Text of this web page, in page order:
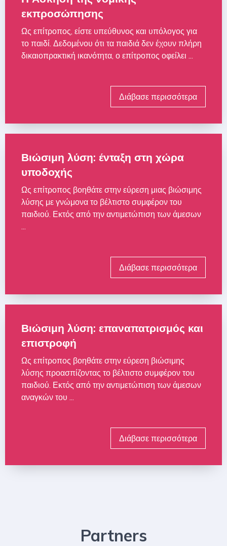
εκπροσώπησης
Ως επίτροπος, είστε υπεύθυνος και υπόλογος για
το παιδί. Δεδομένου ότι τα παιδιά δεν έχουν πλήρη
δικαιοπρακτική ικανότητα, ο επίτροπος οφείλει ...
Διάβασε περισσότερα
Βιώσιμη λύση: ένταξη στη χώρα
υποδοχής
Ως επίτροπος βοηθάτε στην εύρεση μιας βιώσιμης
λύσης με γνώμονα το βέλτιστο συμφέρον του
παιδιού. Εκτός από την αντιμετώπιση των άμεσων
...
Διάβασε περισσότερα
Βιώσιμη λύση: επαναπατρισμός και
επιστροφή
Ως επίτροπος βοηθάτε στην εύρεση βιώσιμης
λύσης προασπίζοντας το βέλτιστο συμφέρον του
παιδιού. Εκτός από την αντιμετώπιση των άμεσων
αναγκών του ...
Διάβασε περισσότερα
Partners